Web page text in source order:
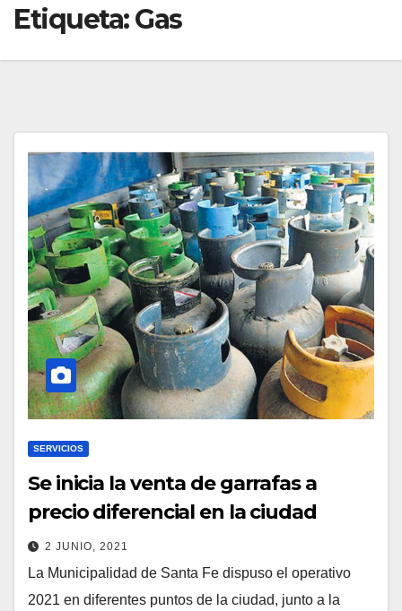
Etiqueta:Gas
SERVICIOS
Se inicia la venta de garrafas a
precio diferencial en la ciudad
2 JUNIO, 2021
La Municipalidad de Santa Fe dispuso el operativo
2021 en diferentes puntos de la ciudad, junto a la